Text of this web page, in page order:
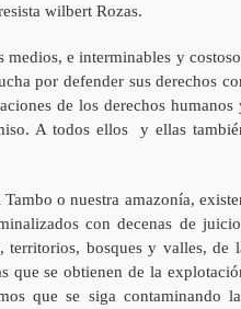
wilbert Rozas.
medios, e interminables y
por defender sus derechos
de los derechos humanos
A todos ellos y ellas
o nuestra amazonía,
con decenas de
territorios, bosques y valles, de
que se obtienen de la
que se siga contaminando